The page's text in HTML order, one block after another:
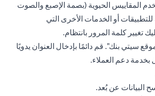
المقاييس الحيوية (بصمة الإصبع والصوت
أو الخدمات الأخرى التي
تغيير كلمة المرور بانتظام.
سيتي بنك". قم دائمًا بإدخال العنوان يدويًا
البيانات عن بُعد.